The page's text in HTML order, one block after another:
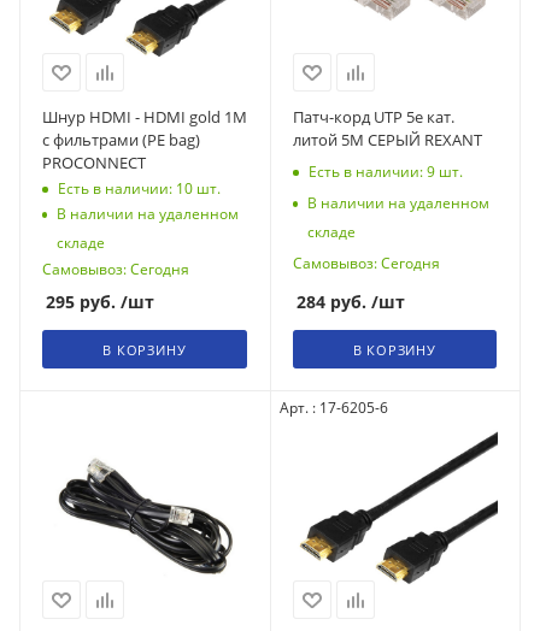
Шнур HDMI - HDMI gold 1М
с фильтрами (PE bag)
PROCONNECT
Есть в наличии: 10 шт.
В наличии на удаленном
складе
Самовывоз: Сегодня
295 руб. /шт
В КОРЗИНУ
Патч-корд UTP 5e кат.
литой 5М СЕРЫЙ REXANT
Есть в наличии: 9шт.
В наличии на удаленном
складе
Самовывоз: Сегодня
284руб. /шт
В КОРЗИНУ
Арт. : 17-6205-6